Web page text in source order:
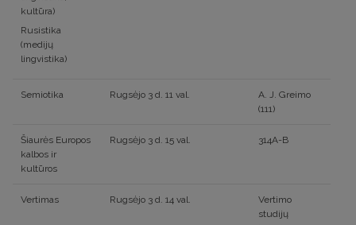
kultūra)
Rusistika
(medijų
lingvistika)
Semiotika Rugsėjo 3 d. 11 val.
A. J. Greimo
(111)
Šiaurės Europos
kalbos ir
kultūros
Rugsėjo 3 d. 15 val. 314A-B
Vertimas Rugsėjo 3 d. 14 val.
Vertimo
studijų